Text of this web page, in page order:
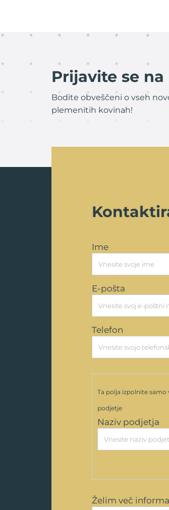
Prijavite se
Bodite obveščeni o vseh
plemenitih kovinah!
Ime
E-pošta
Telefon
Ta polja izpolnite samo
podjetje
Naziv podjetja
Želim več